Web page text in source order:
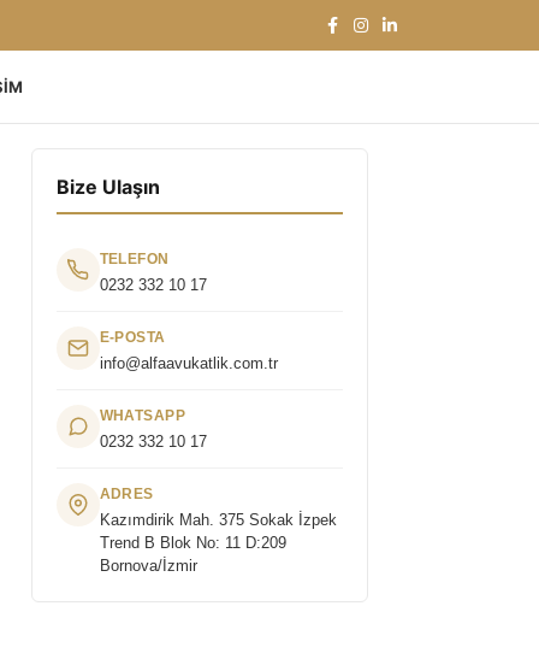
Bize Ulaşın
TELEFON
0232 332 10 17
E-POSTA
info@alfaavukatlik.com.tr
WHATSAPP
0232 332 10 17
ADRES
Kazımdirik Mah. 375 Sokak İzpek
Trend B Blok No: 11 D:209
Bornova/İzmir